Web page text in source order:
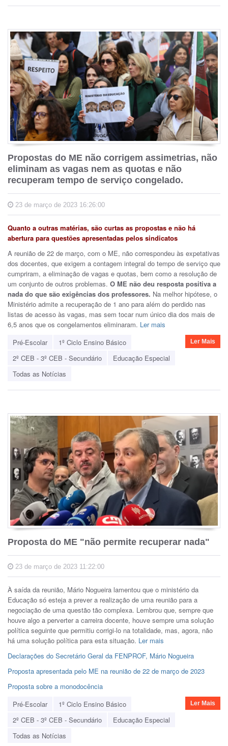
Propostas do ME não corrigem assimetrias, não
eliminam as vagas nem as quotas e não
recuperam tempo de serviço congelado.
23 de março de 2023 16:26:00
Quanto a outras matérias, são curtas as propostas e não há
abertura para questões apresentadas pelos sindicatos
A reunião de 22 de março, com o ME, não correspondeu às expetativas
dos docentes, que exigem a contagem integral do tempo de serviço que
cumpriram, a eliminação de vagas e quotas, bem como a resolução de
um conjunto de outros problemas. O ME não deu resposta positiva a
nada do que são exigências dos professores. Na melhor hipótese, o
Ministério admite a recuperação de 1 ano para além do perdido nas
listas de acesso às vagas, mas sem tocar num único dia dos mais de
6,5 anos que os congelamentos eliminaram. Ler mais
Pré-Escolar
1º Ciclo Ensino Básico
2º CEB - 3º CEB - Secundário
Educação Especial
Todas as Notícias
Ler Mais
Proposta do ME "não permite recuperar nada"
23 de março de 2023 11:22:00
À saída da reunião, Mário Nogueira lamentou que o ministério da
Educação só esteja a prever a realização de uma reunião para a
negociação de uma questão tão complexa. Lembrou que, sempre que
houve algo a perverter a carreira docente, houve sempre uma solução
política seguinte que permitiu corrigi-lo na totalidade, mas, agora, não
há uma solução política para esta situação. Ler mais
Declarações do Secretário Geral da FENPROF, Mário Nogueira
Proposta apresentada pelo ME na reunião de 22 de março de 2023
Proposta sobre a monodocência
Pré-Escolar
1º Ciclo Ensino Básico
2º CEB - 3º CEB - Secundário
Educação Especial
Todas as Notícias
Ler Mais